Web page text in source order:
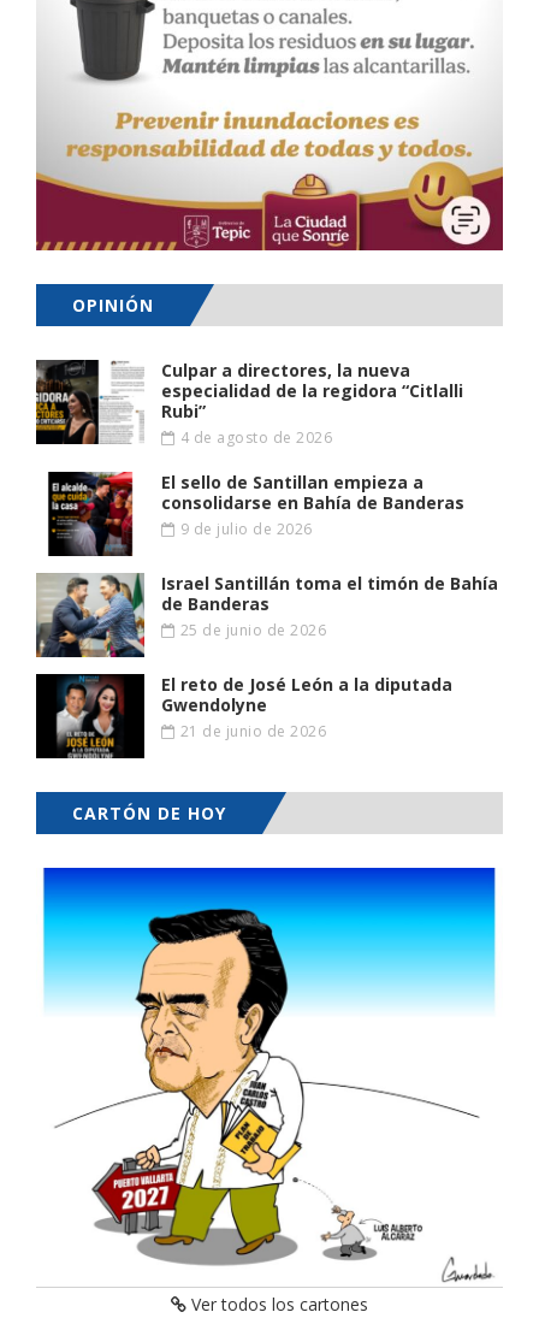
OPINIÓN
Culpar a directores, la nueva
especialidad de la regidora “Citlalli
Rubi”
4 de agosto de 2026
El sello de Santillan empieza a
consolidarse en Bahía de Banderas
9 de julio de 2026
Israel Santillán toma el timón de Bahía
de Banderas
25 de junio de 2026
El reto de José León a la diputada
Gwendolyne
21 de junio de 2026
CARTÓN DE HOY
Ver todos los cartones